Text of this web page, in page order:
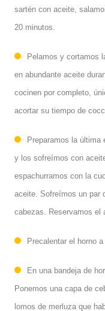
sartén con aceite,
20 minutos.
Pelamos y cortamos
en abundante aceite
cocinen por completo,
acortar su tiempo de
Preparamos la última
y los sofreímos con
espachurramos con la
aceite. Sofreímos un par
cabezas. Reservamos el
Precalentar el horno a
En una bandeja de
Ponemos una capa de
lomos de merluza que